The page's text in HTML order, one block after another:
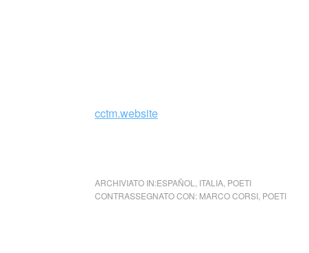
cctm.website
ARCHIVIATO IN:ESPAÑOL ITALIA POETI
CONTRASSEGNATO CON: MARCO CORSI POETI